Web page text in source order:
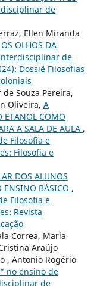
de
Ellen Miranda
OLHOS DA
de
Dossiê Filosofias
Souza Pereira,
Oliveira, A
ETANOL COMO
A SALA DE AULA ,
Filosofia e
Filosofia e
DOS ALUNOS
BÁSICO ,
Filosofia e
Revista
Correa, Maria
Araújo
, Antonio Rogério
no ensino de
de